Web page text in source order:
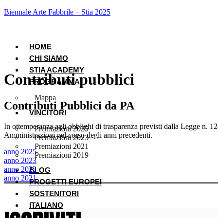
Biennale Arte Fabbrile – Stia 2025
HOME
CHI SIAMO
STIA ACADEMY
PROGRAMMA
Mappa
VINCITORI
Premiazioni 2025
Premiazioni 2023
Premiazioni 2021
Premiazioni 2019
BLOG
PROGETTI EUROPEI
SOSTENITORI
ITALIANO
Contributi pubblici
Contributi Pubblici da PA
In ottemperanza agli obblighi di trasparenza previsti dalla Legge n.
Amministrazioni nel corso degli anni precedenti.
anno 2025
anno 2023
anno 2022
anno 2021